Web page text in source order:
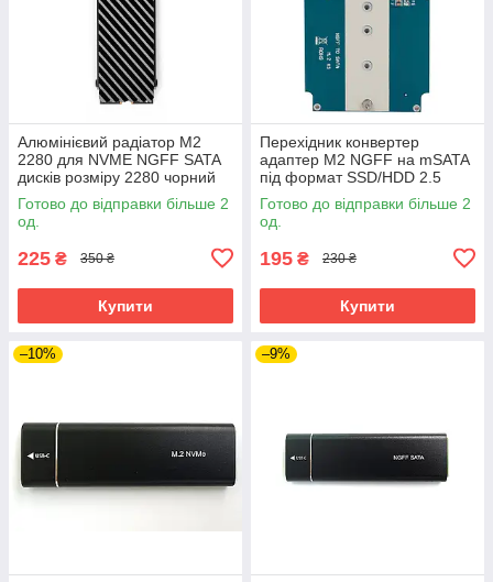
Алюмінієвий радіатор M2
2280 для NVME NGFF SATA
дисків розміру 2280 чорний
Готово до відправки більше 2
од.
225 ₴ 350 ₴
Купити
Перехідник конвертер
адаптер M2 NGFF на mSATA
під формат SSD/HDD 2.5
Готово до відправки більше 2
од.
195 ₴ 230 ₴
Купити
–10% –9%